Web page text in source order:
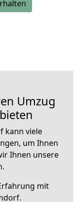
Umzug
kann viele
um Ihnen
Ihnen unsere
mit
.